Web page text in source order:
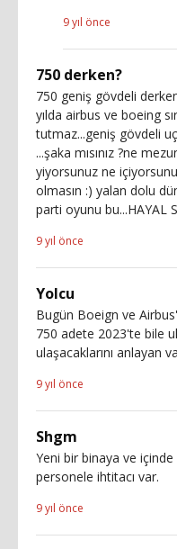
9 yıl önce
750 derken?
750 geniş gövdeli
yılda airbus ve boeing
tutmaz...geniş gövdeli
...şaka mısınız ?ne
yiyorsunuz ne
olmasın :) yalan dolu
parti oyunu bu...HAYAL
9 yıl önce
Yolcu
Bugün Boeign ve
750 adete 2023'te bile
ulaşacaklarını anlayan
9 yıl önce
Shgm
Yeni bir binaya ve
personele ihtitacı var.
9 yıl önce